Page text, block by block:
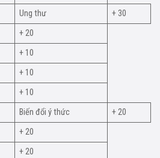
Ung thư
+ 30
+ 20
+ 10
+ 10
+ 10
Biến đổi ý thức
+ 20
+ 20
+ 20